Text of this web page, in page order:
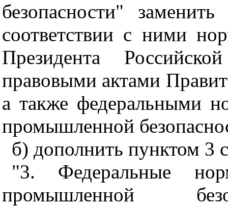
безопасности"
соответствии с ними
Президента
правовыми актами
а также федеральными
промышленной
б) дополнить пунктом 3
"3. Федеральные
промышленной